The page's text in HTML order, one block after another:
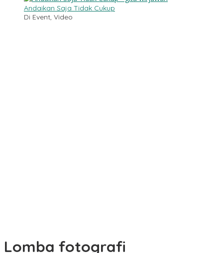
Andaikan Saja Tidak Cukup
Di Event, Video
Lomba fotografi